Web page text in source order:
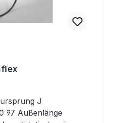
J
97 Außenlänge